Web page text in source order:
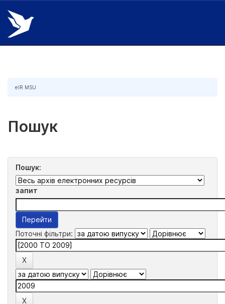
Skip
navigation
eIR MSU
Пошук
Пошук:
запит
Поточні фільтри: